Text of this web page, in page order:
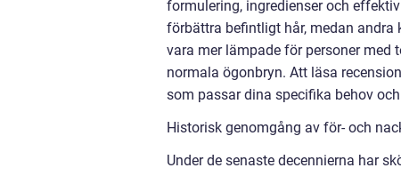
formulering, ingredienser och
förbättra befintligt hår, medan
vara mer lämpade för personer med
normala ögonbryn. Att läsa
som passar dina specifika behov
Historisk genomgång av för- och
Under de senaste decennierna har